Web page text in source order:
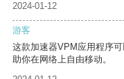
2024-01-12
游客
这款加速器VPM应用程序
助你在网络上自由移动。